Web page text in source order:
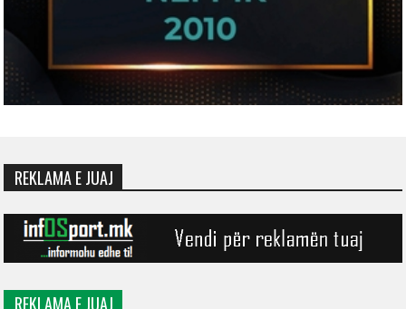
REKLAMA E JUAJ
REKLAMA E JUAJ